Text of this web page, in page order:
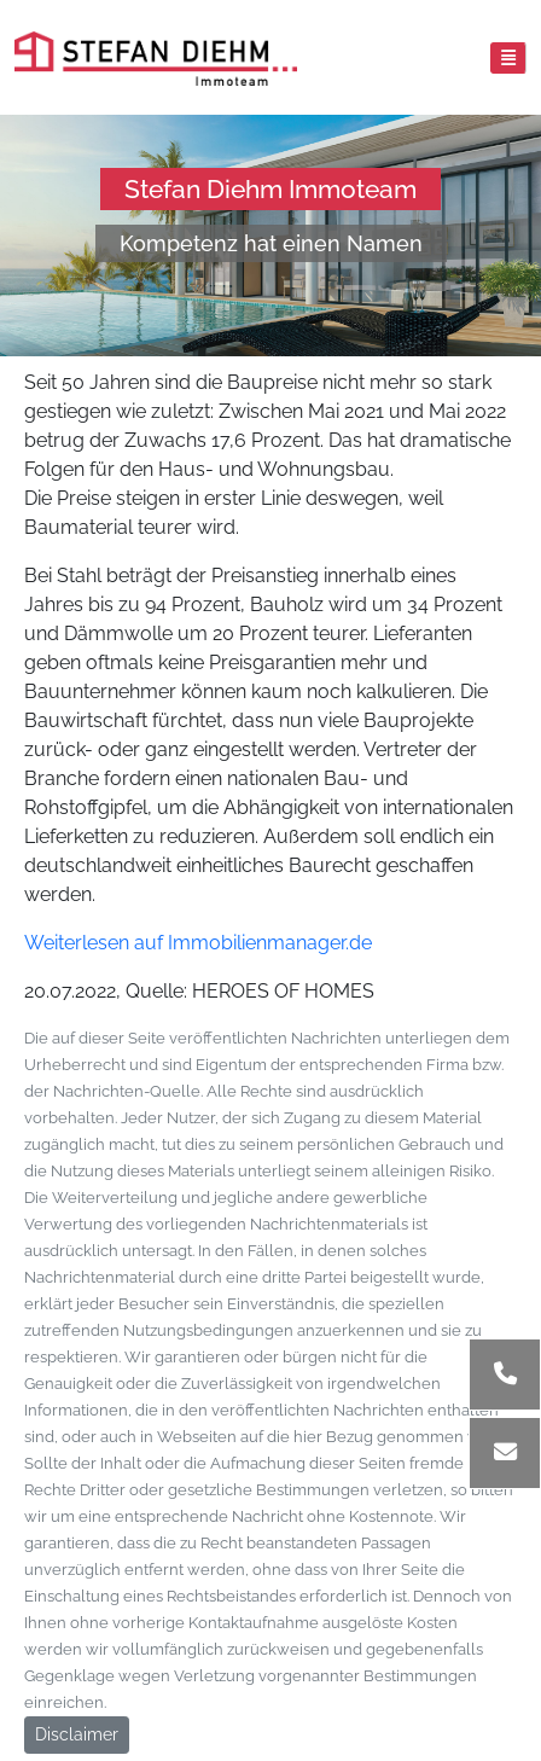
Stefan Diehm Immoteam
Kompetenz hat einen Namen
Seit 50 Jahren sind die Baupreise nicht mehr so stark
gestiegen wie zuletzt: Zwischen Mai 2021 und Mai 2022
betrug der Zuwachs 17,6 Prozent. Das hat dramatische
Folgen für den Haus- und Wohnungsbau.
Die Preise steigen in erster Linie deswegen, weil
Baumaterial teurer wird.
Bei Stahl beträgt der Preisanstieg innerhalb eines
Jahres bis zu 94 Prozent, Bauholz wird um 34 Prozent
und Dämmwolle um 20 Prozent teurer. Lieferanten
geben oftmals keine Preisgarantien mehr und
Bauunternehmer können kaum noch kalkulieren. Die
Bauwirtschaft fürchtet, dass nun viele Bauprojekte
zurück- oder ganz eingestellt werden. Vertreter der
Branche fordern einen nationalen Bau- und
Rohstoffgipfel, um die Abhängigkeit von internationalen
Lieferketten zu reduzieren. Außerdem soll endlich ein
deutschlandweit einheitliches Baurecht geschaffen
werden.
Weiterlesen auf Immobilienmanager.de
20.07.2022, Quelle: HEROES OF HOMES
Die auf dieser Seite veröffentlichten Nachrichten unterliegen dem
Urheberrecht und sind Eigentum der entsprechenden Firma bzw.
der Nachrichten-Quelle. Alle Rechte sind ausdrücklich
vorbehalten. Jeder Nutzer, der sich Zugang zu diesem Material
zugänglich macht, tut dies zu seinem persönlichen Gebrauch und
die Nutzung dieses Materials unterliegt seinem alleinigen Risiko.
Die Weiterverteilung und jegliche andere gewerbliche
Verwertung des vorliegenden Nachrichtenmaterials ist
ausdrücklich untersagt. In den Fällen, in denen solches
Nachrichtenmaterial durch eine dritte Partei beigestellt wurde,
erklärt jeder Besucher sein Einverständnis, die speziellen
zutreffenden Nutzungsbedingungen anzuerkennen und sie zu
respektieren. Wir garantieren oder bürgen nicht für die
Genauigkeit oder die Zuverlässigkeit von irgendwelchen
Informationen, die in den veröffentlichten Nachrichten enthalten
sind, oder auch in Webseiten auf die hier Bezug genommen wird.
Sollte der Inhalt oder die Aufmachung dieser Seiten fremde
Rechte Dritter oder gesetzliche Bestimmungen verletzen, so bitten
wir um eine entsprechende Nachricht ohne Kostennote. Wir
garantieren, dass die zu Recht beanstandeten Passagen
unverzüglich entfernt werden, ohne dass von Ihrer Seite die
Einschaltung eines Rechtsbeistandes erforderlich ist. Dennoch von
Ihnen ohne vorherige Kontaktaufnahme ausgelöste Kosten
werden wir vollumfänglich zurückweisen und gegebenenfalls
Gegenklage wegen Verletzung vorgenannter Bestimmungen
einreichen.
Disclaimer